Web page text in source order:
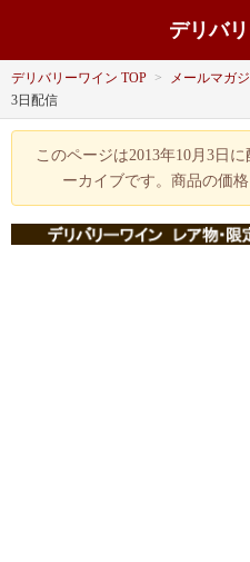
デリバ
デリバリーワイン TOP > メールマガ
3日配信
このページは2013年10月3日
ーカイブです。商品の価